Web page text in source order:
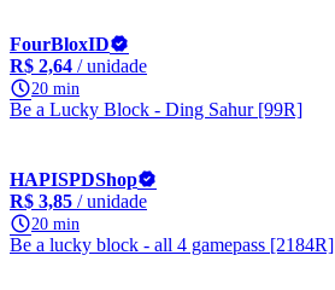
FourBloxID
R$ 2,64 / unidade
20 min
Be a Lucky Block - Ding Sahur [99R]
HAPISPDShop
R$ 3,85 / unidade
20 min
Be a lucky block - all 4 gamepass [2184R]